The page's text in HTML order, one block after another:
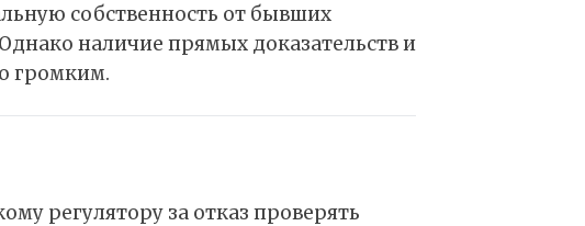
собственность от бывших
наличие прямых доказательств и
громким.
регулятору за отказ проверять